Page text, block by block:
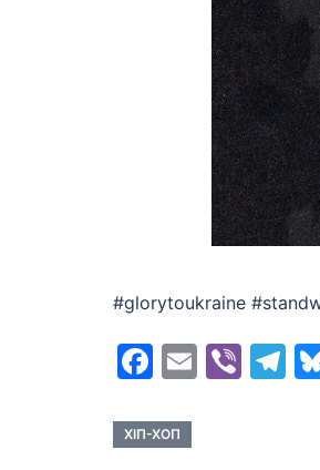
#glorytoukraine
Facebook
Email
ХІП-ХОП